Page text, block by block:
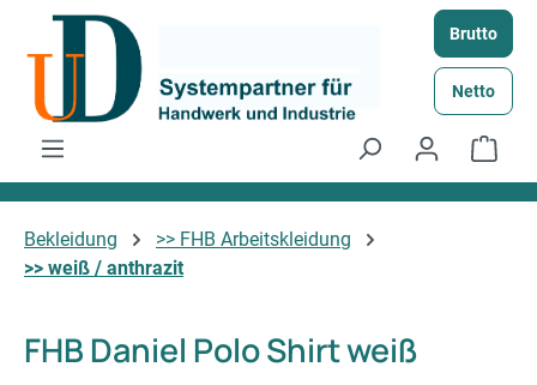
Zum Hauptinhalt springen Brutto
Netto
Bekleidung
>> FHB Arbeitskleidung
>> weiß / anthrazit
FHB Daniel Polo Shirt weiß